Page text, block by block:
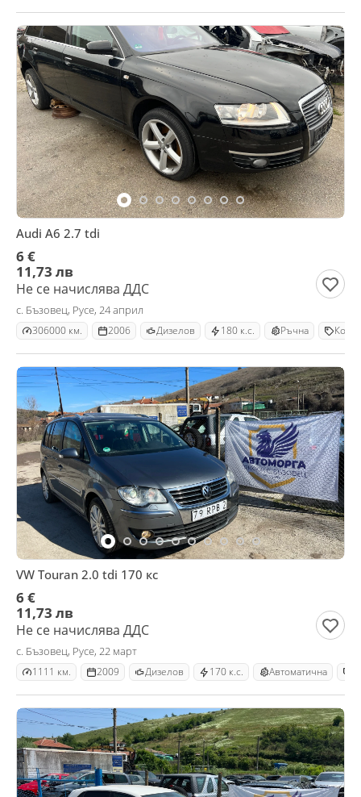
Audi A6 2.7 tdi
6 €
11,73 лв
Не се начислява ДДС
с. Бъзовец, Русе, 24 април
306000 км. 2006 Дизелов 180 к.с. Ръчна
VW Touran 2.0 tdi 170 кс
6 €
11,73 лв
Не се начислява ДДС
с. Бъзовец, Русе, 22 март
1111 км. 2009 Дизелов 170 к.с. Автоматична